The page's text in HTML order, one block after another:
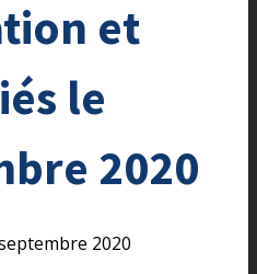
et
le
2020
2020